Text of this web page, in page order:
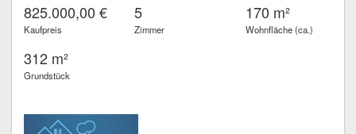
825.000,00 €
Kaufpreis
5
Zimmer
170 m²
Wohnfläche (ca.)
312 m²
Grundstück